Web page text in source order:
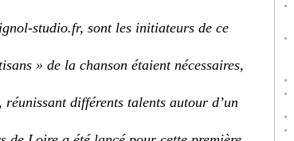
studio.fr, sont les initiateurs de ce
» de la chanson étaient nécessaires,
différents talents autour d’un